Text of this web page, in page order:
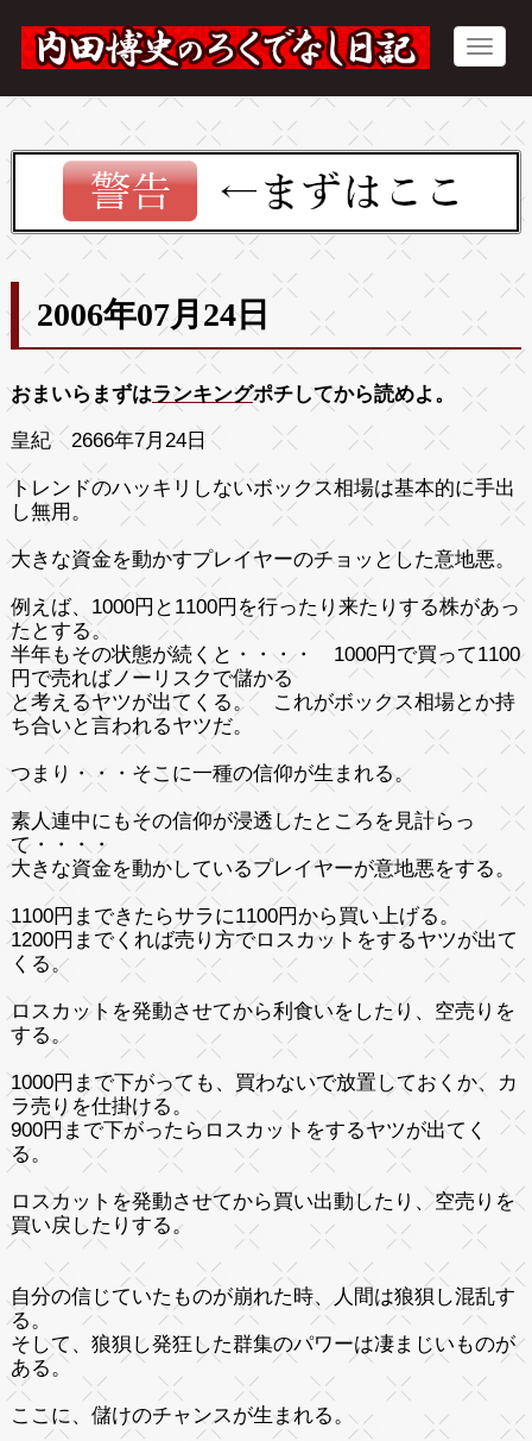
2006年07月24日
おまいらまずはランキングポチしてから読めよ。
皇紀 2666年7月24日
トレンドのハッキリしないボックス相場は基本的に手出
し無用。
大きな資金を動かすプレイヤーのチョッとした意地悪。
例えば、1000円と1100円を行ったり来たりする株があっ
たとする。
半年もその状態が続くと・・・・ 1000円で買って1100
円で売ればノーリスクで儲かる
と考えるヤツが出てくる。 これがボックス相場とか持
ち合いと言われるヤツだ。
つまり・・・そこに一種の信仰が生まれる。
素人連中にもその信仰が浸透したところを見計らっ
て・・・・
大きな資金を動かしているプレイヤーが意地悪をする。
1100円まできたらサラに1100円から買い上げる。
1200円までくれば売り方でロスカットをするヤツが出て
くる。
ロスカットを発動させてから利食いをしたり、空売りを
する。
1000円まで下がっても、買わないで放置しておくか、カ
ラ売りを仕掛ける。
900円まで下がったらロスカットをするヤツが出てく
る。
ロスカットを発動させてから買い出動したり、空売りを
買い戻したりする。
自分の信じていたものが崩れた時、人間は狼狽し混乱す
る。
そして、狼狽し発狂した群集のパワーは凄まじいものが
ある。
ここに、儲けのチャンスが生まれる。